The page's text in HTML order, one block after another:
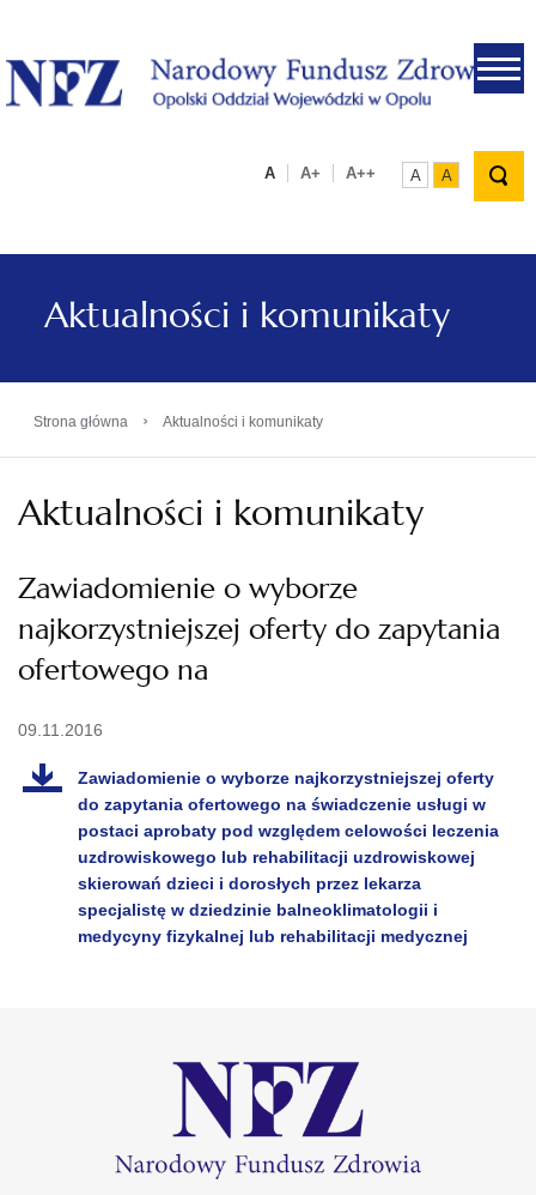
.
A A+ A++ A A
Aktualności i komunikaty
Strona główna › Aktualności i komunikaty
Aktualności i komunikaty
Zawiadomienie o wyborze
najkorzystniejszej oferty do zapytania
ofertowego na
09.11.2016
Zawiadomienie o wyborze najkorzystniejszej oferty
do zapytania ofertowego na świadczenie usługi w
postaci aprobaty pod względem celowości leczenia
uzdrowiskowego lub rehabilitacji uzdrowiskowej
skierowań dzieci i dorosłych przez lekarza
specjalistę w dziedzinie balneoklimatologii i
medycyny fizykalnej lub rehabilitacji medycznej